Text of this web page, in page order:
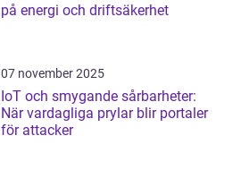
på energi och driftsäkerhet
07 november 2025
IoT och smygande sårbarheter:
När vardagliga prylar blir portaler
för attacker